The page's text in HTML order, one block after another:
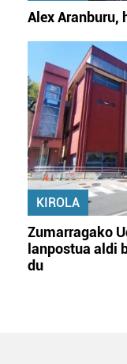
Alex Aranburu,
KIROLA
Zumarragako
lanpostua aldi
du